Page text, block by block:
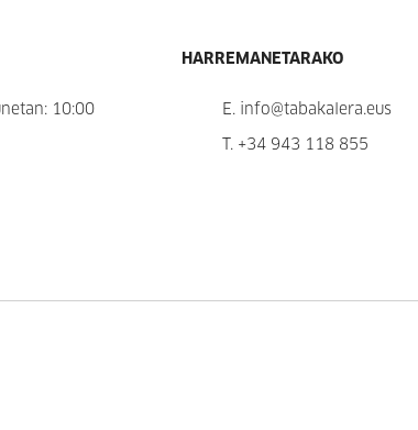
10:00
HARREMANETARAKO
E. info@tabakalera.eus
T. +34 943 118 855